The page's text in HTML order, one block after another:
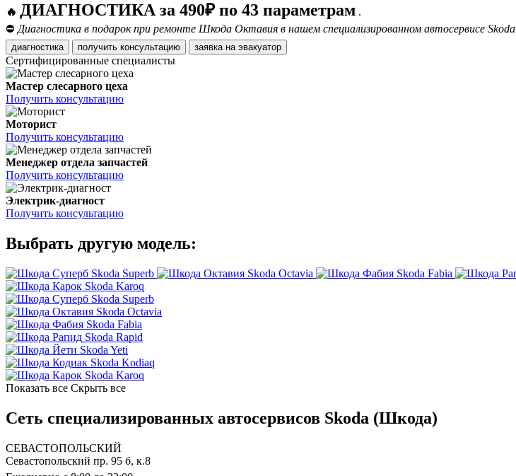
🔥 ДИАГНОСТИКА за 490₽ по 43 параметрам .
⛔ Диагностика в подарок при ремонте Шкода Октавия в нашем специализированном автосервисе Skoda
диагностика получить консультацию заявка на эвакуатор
Сертифицированные специалисты
Мастер слесарного цеха
Получить консультацию
Моторист
Получить консультацию
Менеджер отдела запчастей
Получить консультацию
Электрик-диагност
Получить консультацию
Выбрать другую модель:
Skoda Superb Skoda Octavia Skoda Fabia
Skoda Karoq
Skoda Superb
Skoda Octavia
Skoda Fabia
Skoda Rapid
Skoda Yeti
Skoda Kodiaq
Skoda Karoq
Показать все Скрыть все
Сеть специализированных автосервисов Skoda (Шкода)
СЕВАСТОПОЛЬСКИЙ
Севастопольский пр. 95 б, к.8